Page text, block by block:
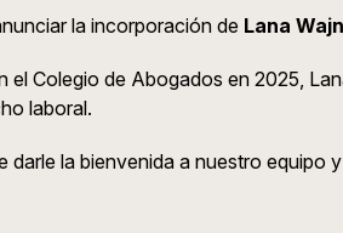
la incorporación de Lana
el Colegio de Abogados en 2025,
laboral.
darle la bienvenida a nuestro